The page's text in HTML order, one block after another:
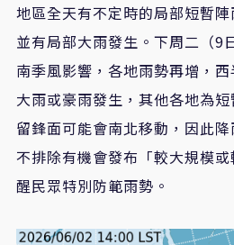
地區全天有不定時的局部短暫
並有局部大雨發生。下周二（9
南季風影響，各地雨勢再增，
大雨或豪雨發生，其他各地為
留鋒面可能會南北移動，因此降
不排除有機會發布「較大規模
醒民眾特別防範雨勢。